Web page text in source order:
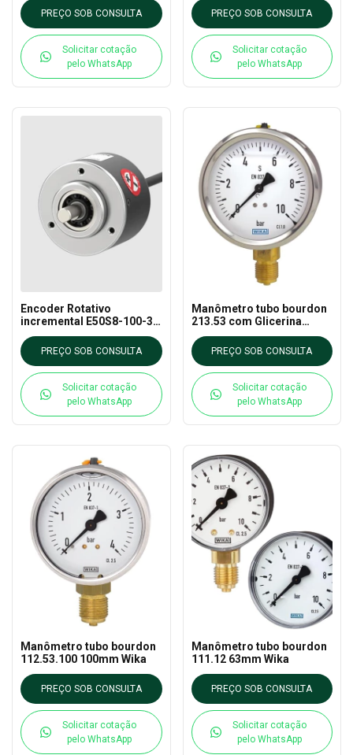
PREÇO SOB CONSULTA
Solicitar cotação
pelo WhatsApp
PREÇO SOB CONSULTA
Solicitar cotação
pelo WhatsApp
Encoder Rotativo
incremental E50S8-100-3-
T-24 – Autonics
PREÇO SOB CONSULTA
Solicitar cotação
pelo WhatsApp
Manômetro tubo bourdon
213.53 com Glicerina
63mm Conexão 1/4 NPT
WikaPREÇO SOB CONSULTA
Solicitar cotação
pelo WhatsApp
Manômetro tubo bourdon
112.53.100 100mm Wika
PREÇO SOB CONSULTA
Solicitar cotação
pelo WhatsApp
Manômetro tubo bourdon
111.12 63mm Wika
PREÇO SOB CONSULTA
Solicitar cotação
pelo WhatsApp